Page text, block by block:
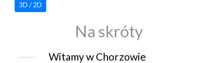
3D / 2D
Na skróty
Witamy w Chorzowie